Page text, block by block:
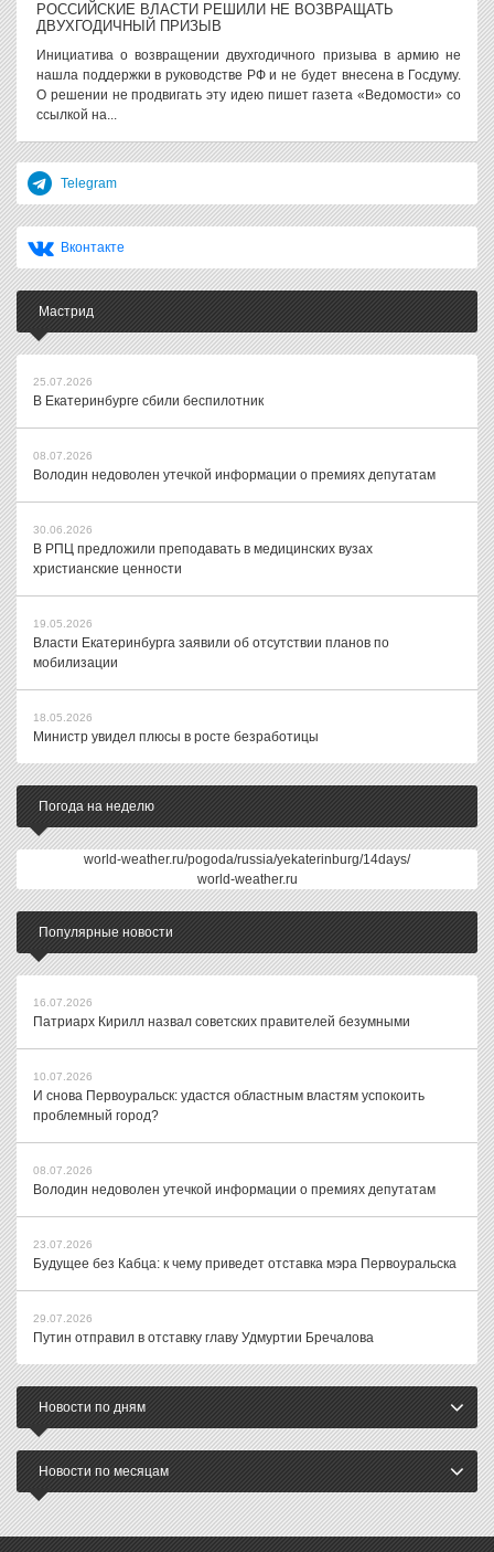
РОССИЙСКИЕ ВЛАСТИ РЕШИЛИ НЕ ВОЗВРАЩАТЬ
ДВУХГОДИЧНЫЙ ПРИЗЫВ
Инициатива о возвращении двухгодичного призыва в армию не
нашла поддержки в руководстве РФ и не будет внесена в Госдуму.
О решении не продвигать эту идею пишет газета «Ведомости» со
ссылкой на...
Telegram
Вконтакте
Мастрид
25.07.2026
В Екатеринбурге сбили беспилотник
08.07.2026
Володин недоволен утечкой информации о премиях депутатам
30.06.2026
В РПЦ предложили преподавать в медицинских вузах
христианские ценности
19.05.2026
Власти Екатеринбурга заявили об отсутствии планов по
мобилизации
18.05.2026
Министр увидел плюсы в росте безработицы
Погода на неделю
world-weather.ru/pogoda/russia/yekaterinburg/14days/
world-weather.ru
Популярные новости
16.07.2026
Патриарх Кирилл назвал советских правителей безумными
10.07.2026
И снова Первоуральск: удастся областным властям успокоить
проблемный город?
08.07.2026
Володин недоволен утечкой информации о премиях депутатам
23.07.2026
Будущее без Кабца: к чему приведет отставка мэра Первоуральска
29.07.2026
Путин отправил в отставку главу Удмуртии Бречалова
Новости по дням
Новости по месяцам